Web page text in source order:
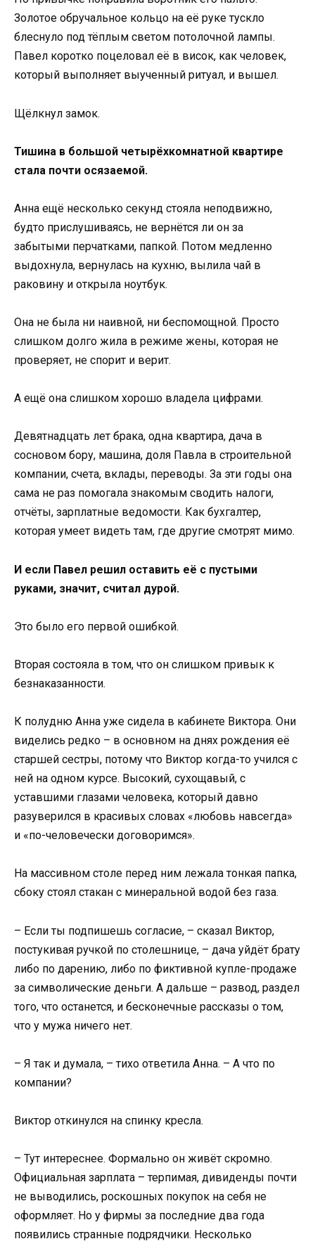
Золотое обручальное кольцо на её руке тускло
блеснуло под тёплым светом потолочной лампы.
Павел коротко поцеловал её в висок, как человек,
который выполняет выученный ритуал, и вышел.
Щёлкнул замок.
Тишина в большой четырёхкомнатной квартире
стала почти осязаемой.
Анна ещё несколько секунд стояла неподвижно,
будто прислушиваясь, не вернётся ли он за
забытыми перчатками, папкой. Потом медленно
выдохнула, вернулась на кухню, вылила чай в
раковину и открыла ноутбук.
Она не была ни наивной, ни беспомощной. Просто
слишком долго жила в режиме жены, которая не
проверяет, не спорит и верит.
А ещё она слишком хорошо владела цифрами.
Девятнадцать лет брака, одна квартира, дача в
сосновом бору, машина, доля Павла в строительной
компании, счета, вклады, переводы. За эти годы она
сама не раз помогала знакомым сводить налоги,
отчёты, зарплатные ведомости. Как бухгалтер,
которая умеет видеть там, где другие смотрят мимо.
И если Павел решил оставить её с пустыми
руками, значит, считал дурой.
Это было его первой ошибкой.
Вторая состояла в том, что он слишком привык к
безнаказанности.
К полудню Анна уже сидела в кабинете Виктора. Они
виделись редко – в основном на днях рождения её
старшей сестры, потому что Виктор когда-то учился с
ней на одном курсе. Высокий, сухощавый, с
уставшими глазами человека, который давно
разуверился в красивых словах «любовь навсегда»
и «по-человечески договоримся».
На массивном столе перед ним лежала тонкая папка,
сбоку стоял стакан с минеральной водой без газа.
– Если ты подпишешь согласие, – сказал Виктор,
постукивая ручкой по столешнице, – дача уйдёт брату
либо по дарению, либо по фиктивной купле-продаже
за символические деньги. А дальше – развод, раздел
того, что останется, и бесконечные рассказы о том,
что у мужа ничего нет.
– Я так и думала, – тихо ответила Анна. – А что по
компании?
Виктор откинулся на спинку кресла.
– Тут интереснее. Формально он живёт скромно.
Официальная зарплата – терпимая, дивиденды почти
не выводились, роскошных покупок на себя не
оформляет. Но у фирмы за последние два года
появились странные подрядчики. Несколько